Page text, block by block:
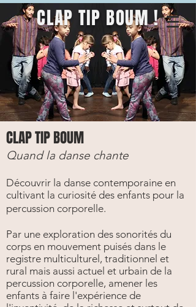
CLAP TIP BOUM !
CLAP TIP BOUM
Quand la danse chante
Découvrir la danse contemporaine en
cultivant la curiosité des enfants pour la
percussion corporelle.
Par une exploration des sonorités du
corps en mouvement puisés dans le
registre multiculturel, traditionnel et
rural mais aussi actuel et urbain de la
percussion corporelle, amener les
enfants à faire l'expérience de